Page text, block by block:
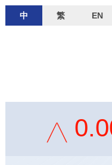
中 繁 EN